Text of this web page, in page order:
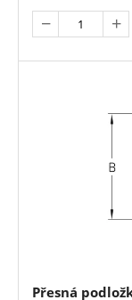
Přesná